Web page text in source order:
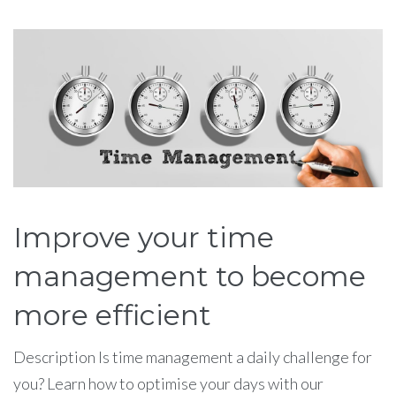
efficient
Improve your time
management to become
more efficient
Description Is time management a daily challenge for
you? Learn how to optimise your days with our